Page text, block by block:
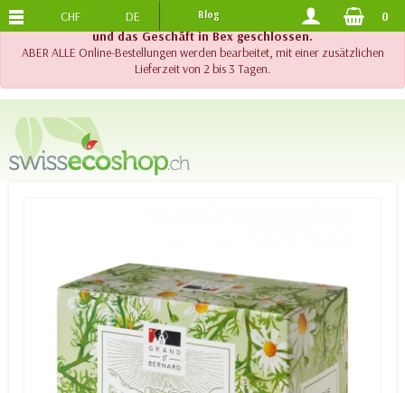
!! Wichtig !! Bis am 20. August 2026 sind der Telefonsupport
und das Geschäft in Bex geschlossen.
ABER ALLE Online-Bestellungen werden bearbeitet, mit einer zusätzlichen
Lieferzeit von 2 bis 3 Tagen.
KOSTENLOSER VERSAND AB 120.-
CHF DE Blog 0